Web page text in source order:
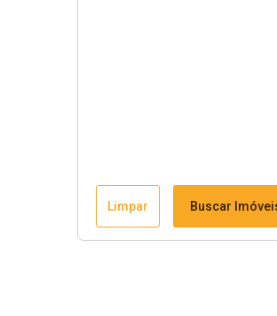
Limpar Buscar